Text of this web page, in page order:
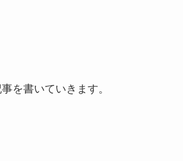
を書いていきます。